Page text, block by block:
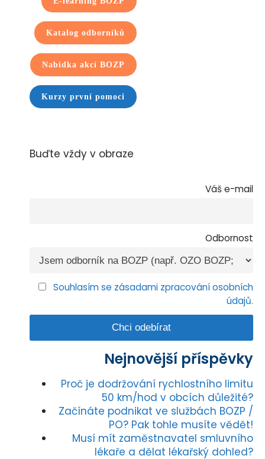
Katalog odborníků
Nabídka akcí BOZP
Kurzy první pomoci
Buďte vždy v obraze
Váš e-mail
Odbornost
Souhlasím se zásadami zpracování osobních
údajů.
Nejnovější příspěvky
Proč je dodržování rychlostního limitu
50 km/hod v obcích důležité?
Začínáte podnikat ve službách BOZP /
PO? Pak tohle musíte vědět!
Musí mít zaměstnavatel smluvního
lékaře a dělat lékařský dohled?